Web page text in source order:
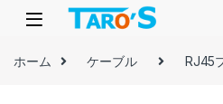
Skip to navigation
Skip to content
ホーム ケーブル RJ45